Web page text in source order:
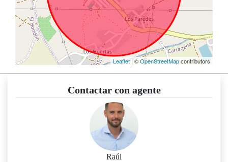
Leaflet| ©OpenStreetMapcontributors
Contactar con agente
Raúl